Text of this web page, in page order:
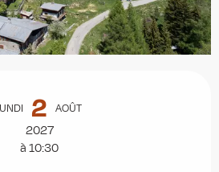
2 AOÛT
2027
à 10:30